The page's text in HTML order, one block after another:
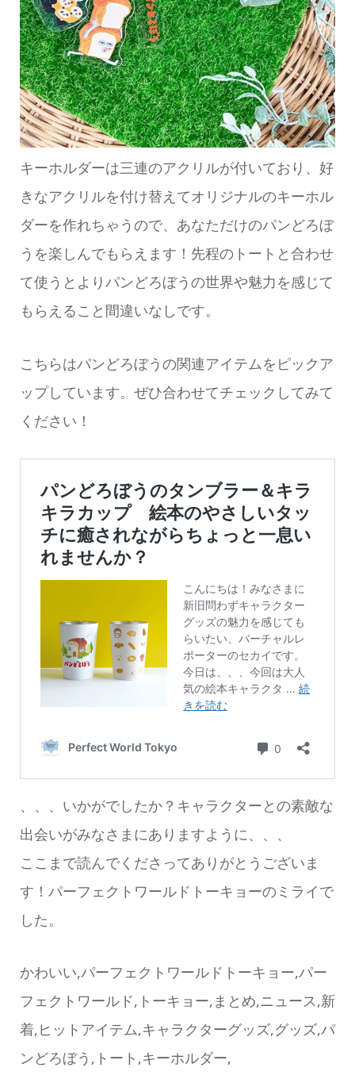
キーホルダーは三連のアクリルが付いており、好
きなアクリルを付け替えてオリジナルのキーホル
ダーを作れちゃうので、あなただけのパンどろぼ
うを楽しんでもらえます！先程のトートと合わせ
て使うとよりパンどろぼうの世界や魅力を感じて
もらえること間違いなしです。
こちらはパンどろぼうの関連アイテムをピックア
ップしています。ぜひ合わせてチェックしてみて
ください！
、、、いかがでしたか？キャラクターとの素敵な
出会いがみなさまにありますように、、、
ここまで読んでくださってありがとうございま
す！パーフェクトワールドトーキョーのミライで
した。
かわいい,パーフェクトワールドトーキョー,パー
フェクトワールド,トーキョー,まとめ,ニュース,新
着,ヒットアイテム,キャラクターグッズ,グッズ,パ
ンどろぼう,トート,キーホルダー,